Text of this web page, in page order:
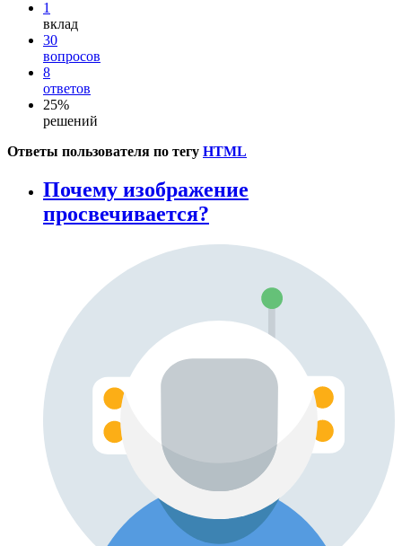
1
вклад
30
вопросов
8
ответов
25%
решений
Ответы пользователя по тегу HTML
Почему изображение
просвечивается?